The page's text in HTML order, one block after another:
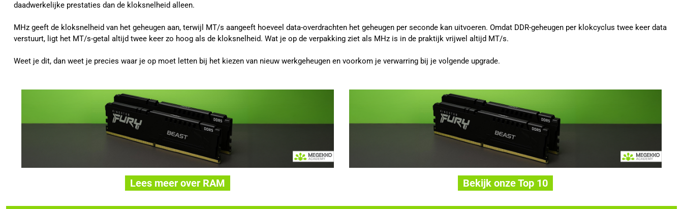
daadwerkelijke prestaties dan de kloksnelheid alleen.
MHz geeft de kloksnelheid van het geheugen aan, terwijl MT/s aangeeft hoeveel data-overdrachten het geheugen per seconde kan uitvoeren. Omdat DDR-geheugen per klokcyclus twee keer data
verstuurt, ligt het MT/s-getal altijd twee keer zo hoog als de kloksnelheid. Wat je op de verpakking ziet als MHz is in de praktijk vrijwel altijd MT/s.
Weet je dit, dan weet je precies waar je op moet letten bij het kiezen van nieuw werkgeheugen en voorkom je verwarring bij je volgende upgrade.
Lees meer over RAM Bekijk onze Top 10